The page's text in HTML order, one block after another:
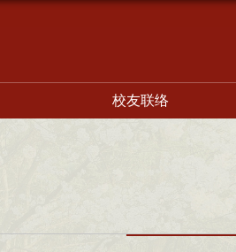
校友联络